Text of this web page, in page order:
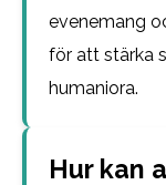
evenemang
för att stärka
humaniora.
Hur kan